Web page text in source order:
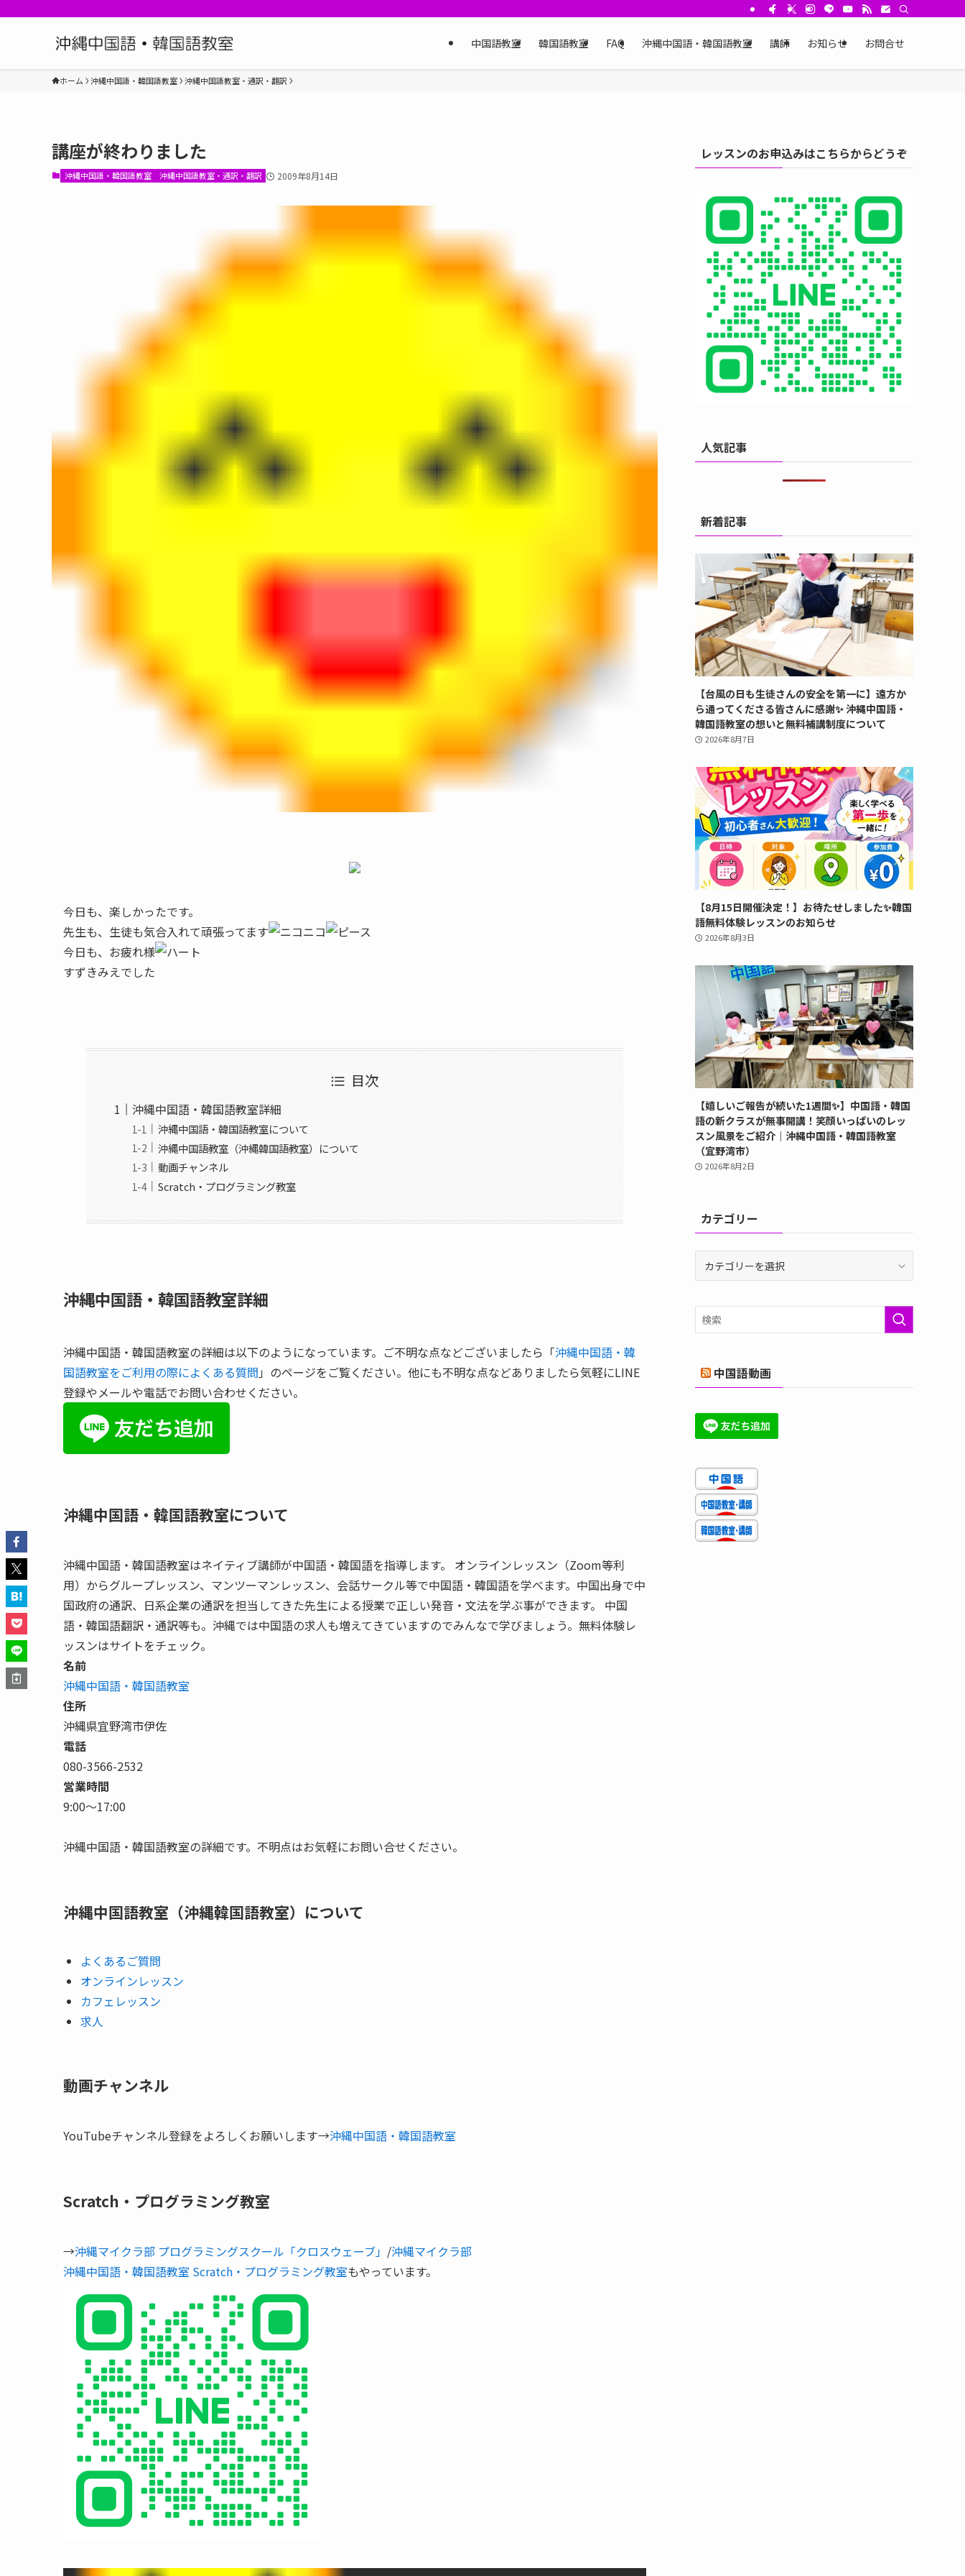
中国語教室 韓国語教室 FAQ 沖縄中国語・韓国語教室 講師 お知らせ お問合せ
ホーム 沖縄中国語・韓国語教室 沖縄中国語教室・通訳・翻訳
講座が終わりました
沖縄中国語・韓国語教室 沖縄中国語教室・通訳・翻訳 2009年8月14日
今日も、楽しかったです。
先生も、生徒も気合入れて頑張ってます
今日も、お疲れ様
すずきみえでした
目次
沖縄中国語・韓国語教室詳細
沖縄中国語・韓国語教室について
沖縄中国語教室（沖縄韓国語教室）について
動画チャンネル
Scratch・プログラミング教室
沖縄中国語・韓国語教室詳細
沖縄中国語・韓国語教室の詳細は以下のようになっています。ご不明な点などございましたら「沖縄中国語・韓
国語教室をご利用の際によくある質問 」のページをご覧ください。他にも不明な点などありましたら気軽にLINE
登録やメールや電話でお問い合わせください。
沖縄中国語・韓国語教室について
沖縄中国語・韓国語教室はネイティブ講師が中国語・韓国語を指導します。 オンラインレッスン（Zoom等利
用）からグループレッスン、マンツーマンレッスン、会話サークル等で中国語・韓国語を学べます。中国出身で中
国政府の通訳、日系企業の通訳を担当してきた先生による授業で正しい発音・文法を学ぶ事ができます。 中国
語・韓国語翻訳・通訳等も。沖縄では中国語の求人も増えてきていますのでみんなで学びましょう。無料体験レ
ッスンはサイトをチェック。
名前
沖縄中国語・韓国語教室
住所
沖縄県宜野湾市伊佐
電話
080-3566-2532
営業時間
9:00〜17:00
沖縄中国語・韓国語教室の詳細です。不明点はお気軽にお問い合せください。
沖縄中国語教室（沖縄韓国語教室）について
よくあるご質問
オンラインレッスン
カフェレッスン
求人
動画チャンネル
YouTubeチャンネル登録をよろしくお願いします→沖縄中国語・韓国語教室
Scratch・プログラミング教室
→沖縄マイクラ部 プログラミングスクール「クロスウェーブ」 /沖縄マイクラ部
沖縄中国語・韓国語教室 Scratch・プログラミング教室もやっています。
レッスンのお申込みはこちらからどうぞ
人気記事
新着記事
【台風の日も生徒さんの安全を第一に】遠方か
ら通ってくださる皆さんに感謝✨ 沖縄中国語・
韓国語教室の想いと無料補講制度について
2026年8月7日
【8月15日開催決定！】お待たせしました✨韓国
語無料体験レッスンのお知らせ
2026年8月3日
【嬉しいご報告が続いた1週間✨】中国語・韓国
語の新クラスが無事開講！笑顔いっぱいのレッ
スン風景をご紹介｜沖縄中国語・韓国語教室
（宜野湾市）
2026年8月2日
カテゴリー
リ
ー
中国語動画